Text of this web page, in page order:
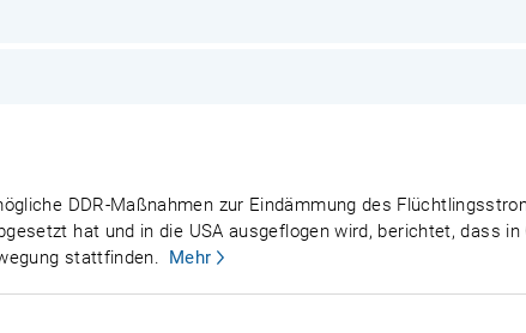
DDR-Maßnahmen zur Eindämmung des
hat und in die USA ausgeflogen wird, berichtet, dass in
stattfinden. Mehr